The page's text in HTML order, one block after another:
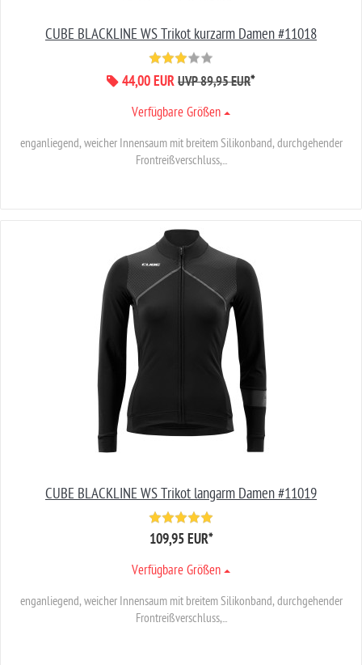
CUBE BLACKLINE WS Trikot kurzarm Damen #11018
44,00 EUR UVP 89,95 EUR*
Verfügbare Größen
enganliegend, weicher Innensaum mit breitem Silikonband, durchgehender
Frontreißverschluss,...
CUBE BLACKLINE WS Trikot langarm Damen #11019
109,95 EUR*
Verfügbare Größen
enganliegend, weicher Innensaum mit breitem Silikonband, durchgehender
Frontreißverschluss,...